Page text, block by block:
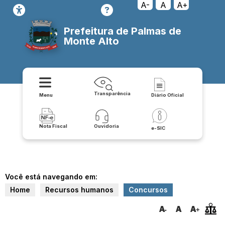
A- A A+
Prefeitura de Palmas de
Monte Alto
Menu Transparência Diário Oficial
Nota Fiscal Ouvidoria e-SIC
Você está navegando em:
Home
Recursos humanos Concursos